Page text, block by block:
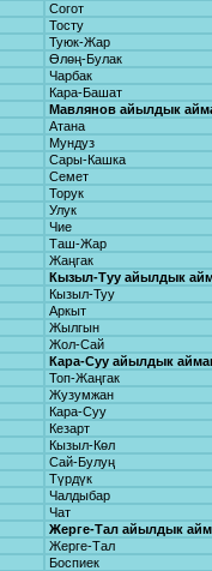
Согот
Тосту
Туюк-Жар
Өлөң-Булак
Чарбак
Кара-Башат
Мавлянов айылдык
Атана
Мундуз
Сары-Кашка
Семет
Торук
Улук
Чие
Таш-Жар
Жаңгак
Кызыл-Туу айылдык
Кызыл-Туу
Аркыт
Жылгын
Жол-Сай
Кара-Суу айылдык
Топ-Жаңгак
Жузумжан
Кара-Суу
Кезарт
Кызыл-Көл
Сай-Булуң
Түрдүк
Чалдыбар
Чат
Жерге-Тал айылдык
Жерге-Тал
Боспиек